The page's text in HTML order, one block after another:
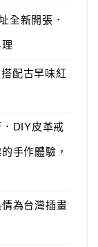
全新開張．
配古早味紅
DIY皮革戒
手作體驗，
為台灣插畫